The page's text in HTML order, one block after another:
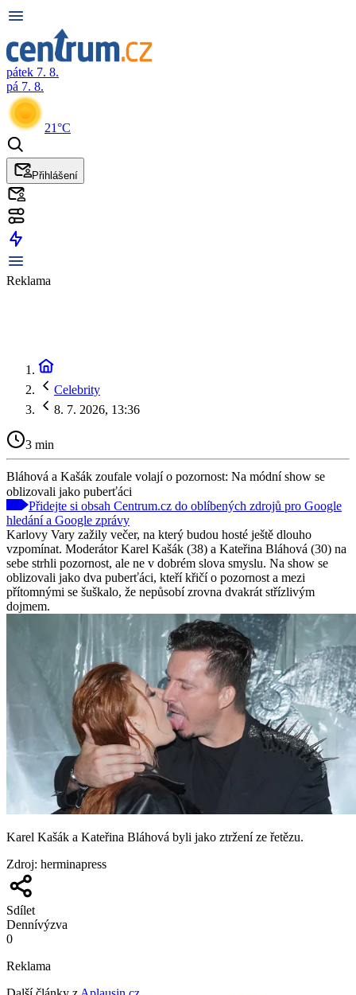
pátek 7. 8.
pá 7. 8.
21°C
Přihlášení
Reklama
Celebrity
8. 7. 2026, 13:36
3 min
Bláhová a Kašák zoufale volají o pozornost: Na módní show se
oblizovali jako puberťáci
Přidejte si obsah Centrum.cz do oblíbených zdrojů pro Google
hledání a Google zprávy
Karlovy Vary zažily večer, na který budou hosté ještě dlouho
vzpomínat. Moderátor Karel Kašák (38) a Kateřina Bláhová (30) na
sebe strhli pozornost, ale ne v dobrém slova smyslu. Na show se
oblizovali jako dva puberťáci, kteří křičí o pozornost a mezi
přítomnými se šuškalo, že nepůsobí zrovna dvakrát střízlivým
dojmem.
Karel Kašák a Kateřina Bláhová byli jako ztržení ze řetězu.
Zdroj: herminapress
Sdílet
Dennívýzva
0
Reklama